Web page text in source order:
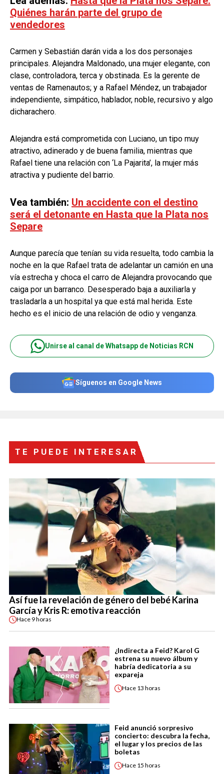
Quiénes harán parte del grupo de
vendedores
Carmen y Sebastián darán vida a los dos personajes
principales. Alejandra Maldonado, una mujer elegante, con
clase, controladora, terca y obstinada. Es la gerente de
ventas de Ramenautos; y a Rafael Méndez, un trabajador
independiente, simpático, hablador, noble, recursivo y algo
dicharachero.
Alejandra está comprometida con Luciano, un tipo muy
atractivo, adinerado y de buena familia, mientras que
Rafael tiene una relación con ‘La Pajarita’, la mujer más
atractiva y pudiente del barrio.
Vea también: Un accidente con el destino
será el detonante en Hasta que la Plata nos
Separe
Aunque parecía que tenían su vida resuelta, todo cambia la
noche en la que Rafael trata de adelantar un camión en una
vía estrecha y choca el carro de Alejandra provocando que
caiga por un barranco. Desesperado baja a auxiliarla y
trasladarla a un hospital ya que está mal herida. Este
hecho es el inicio de una relación de odio y venganza.
Unirse al canal de Whatsapp de Noticias RCN
Síguenos en Google News
TE PUEDE INTERESAR
Así fue la revelación de género del bebé Karina
García y Kris R: emotiva reacción
Hace 9 horas
¿Indirecta a Feid? Karol G
estrena su nuevo álbum y
habría dedicatoria a su
expareja
Hace 13 horas
Feid anunció sorpresivo
concierto: descubra la fecha,
el lugar y los precios de las
boletas
Hace 15 horas